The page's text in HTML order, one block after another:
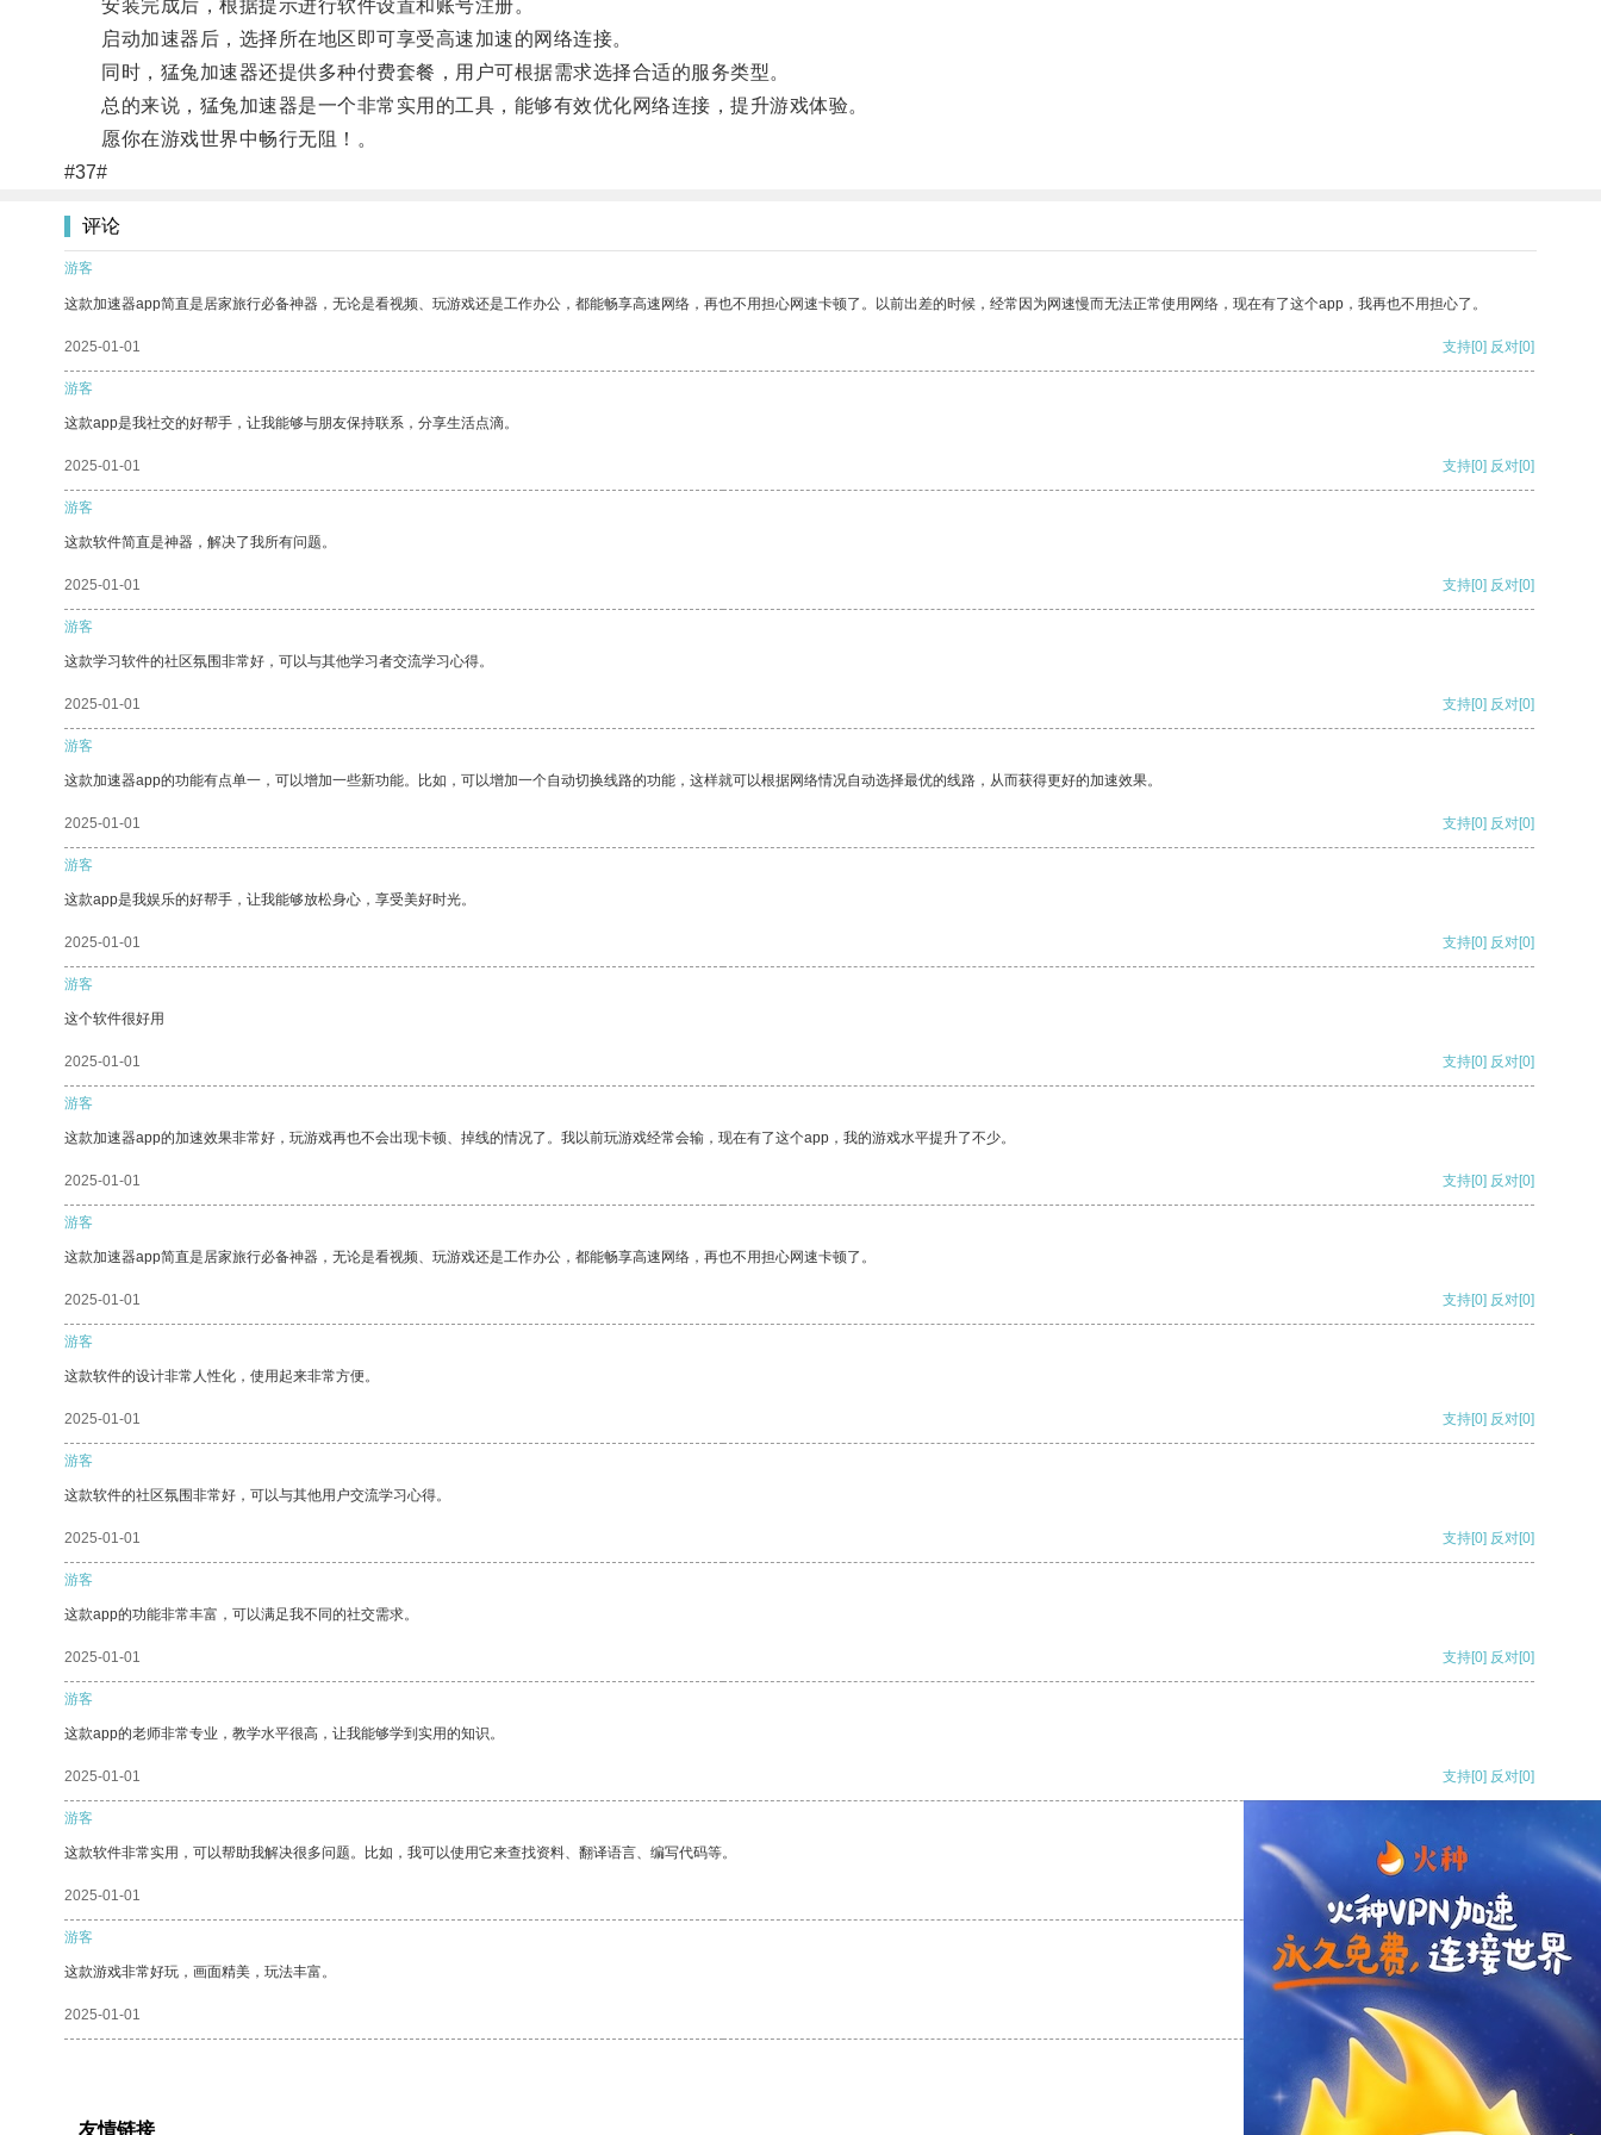
安装完成后，根据提示进行软件设置和账号注册。
启动加速器后，选择所在地区即可享受高速加速的网络连接。
同时，猛兔加速器还提供多种付费套餐，用户可根据需求选择合适的服务类型。
总的来说，猛兔加速器是一个非常实用的工具，能够有效优化网络连接，提升游戏体验。
愿你在游戏世界中畅行无阻！。
#37#
评论
游客
这款加速器app简直是居家旅行必备神器，无论是看视频、玩游戏还是工作办公，都能畅享高速网络，再也不用担心网速卡顿了。以前出差的时候，经常因为网速慢而无法正常使用网络，现在有了这个app，我再也不用担心了。
2025-01-01 支持[0] 反对[0]
游客
这款app是我社交的好帮手，让我能够与朋友保持联系，分享生活点滴。
2025-01-01 支持[0] 反对[0]
游客
这款软件简直是神器，解决了我所有问题。
2025-01-01 支持[0] 反对[0]
游客
这款学习软件的社区氛围非常好，可以与其他学习者交流学习心得。
2025-01-01 支持[0] 反对[0]
游客
这款加速器app的功能有点单一，可以增加一些新功能。比如，可以增加一个自动切换线路的功能，这样就可以根据网络情况自动选择最优的线路，从而获得更好的加速效果。
2025-01-01 支持[0] 反对[0]
游客
这款app是我娱乐的好帮手，让我能够放松身心，享受美好时光。
2025-01-01 支持[0] 反对[0]
游客
这个软件很好用
2025-01-01 支持[0] 反对[0]
游客
这款加速器app的加速效果非常好，玩游戏再也不会出现卡顿、掉线的情况了。我以前玩游戏经常会输，现在有了这个app，我的游戏水平提升了不少。
2025-01-01 支持[0] 反对[0]
游客
这款加速器app简直是居家旅行必备神器，无论是看视频、玩游戏还是工作办公，都能畅享高速网络，再也不用担心网速卡顿了。
2025-01-01 支持[0] 反对[0]
游客
这款软件的设计非常人性化，使用起来非常方便。
2025-01-01 支持[0] 反对[0]
游客
这款软件的社区氛围非常好，可以与其他用户交流学习心得。
2025-01-01 支持[0] 反对[0]
游客
这款app的功能非常丰富，可以满足我不同的社交需求。
2025-01-01 支持[0] 反对[0]
游客
这款app的老师非常专业，教学水平很高，让我能够学到实用的知识。
2025-01-01 支持[0] 反对[0]
游客
这款软件非常实用，可以帮助我解决很多问题。比如，我可以使用它来查找资料、翻译语言、编写代码等。
2025-01-01 支持 反对
游客
这款游戏非常好玩，画面精美，玩法丰富。
2025-01-01 [0]
友情链接